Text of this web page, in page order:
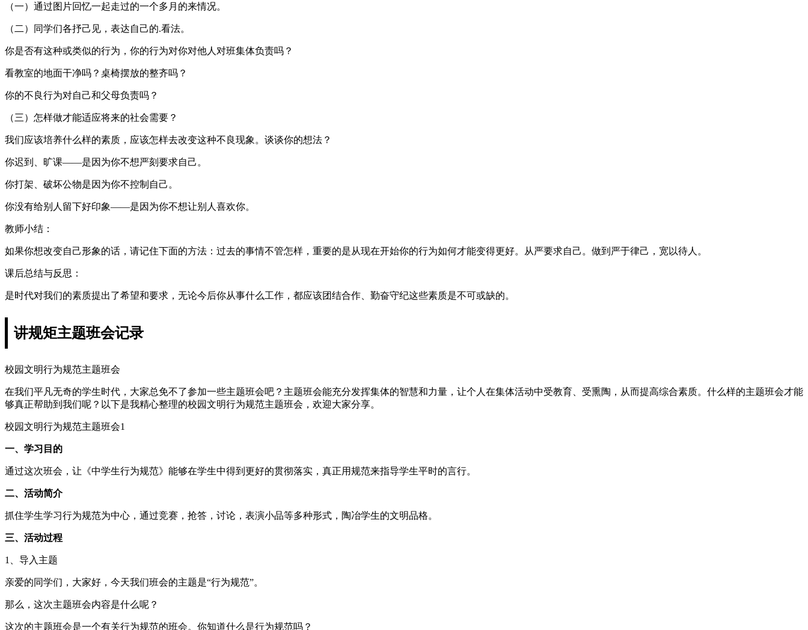
（一）通过图片回忆一起走过的一个多月的来情况。
（二）同学们各抒己见，表达自己的.看法。
你是否有这种或类似的行为，你的行为对你对他人对班集体负责吗？
看教室的地面干净吗？桌椅摆放的整齐吗？
你的不良行为对自己和父母负责吗？
（三）怎样做才能适应将来的社会需要？
我们应该培养什么样的素质，应该怎样去改变这种不良现象。谈谈你的想法？
你迟到、旷课――是因为你不想严刻要求自己。
你打架、破坏公物是因为你不控制自己。
你没有给别人留下好印象――是因为你不想让别人喜欢你。
教师小结：
如果你想改变自己形象的话，请记住下面的方法：过去的事情不管怎样，重要的是从现在开始你的行为如何才能变得更好。从严要求自己。做到严于律己，宽以待人。
课后总结与反思：
是时代对我们的素质提出了希望和要求，无论今后你从事什么工作，都应该团结合作、勤奋守纪这些素质是不可或缺的。
讲规矩主题班会记录
校园文明行为规范主题班会
在我们平凡无奇的学生时代，大家总免不了参加一些主题班会吧？主题班会能充分发挥集体的智慧和力量，让个人在集体活动中受教育、受熏陶，从而提高综合素质。什么样的主题班会才能
够真正帮助到我们呢？以下是我精心整理的校园文明行为规范主题班会，欢迎大家分享。
校园文明行为规范主题班会1
一、学习目的
通过这次班会，让《中学生行为规范》能够在学生中得到更好的贯彻落实，真正用规范来指导学生平时的言行。
二、活动简介
抓住学生学习行为规范为中心，通过竞赛，抢答，讨论，表演小品等多种形式，陶冶学生的文明品格。
三、活动过程
1、导入主题
亲爱的同学们，大家好，今天我们班会的主题是“行为规范”。
那么，这次主题班会内容是什么呢？
这次的主题班会是一个有关行为规范的班会。你知道什么是行为规范吗？